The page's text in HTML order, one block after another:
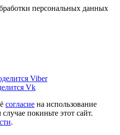
персональных данных
согласие на использование
покиньте этот сайт.
.